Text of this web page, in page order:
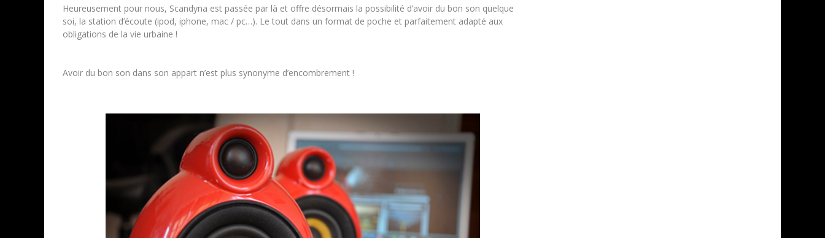
Heureusement pour nous, Scandyna est passée par là et offre désormais la possibilité d’avoir du bon son quelque
soi, la station d’écoute (ipod, iphone, mac / pc…). Le tout dans un format de poche et parfaitement adapté aux
obligations de la vie urbaine !
Avoir du bon son dans son appart n’est plus synonyme d’encombrement !